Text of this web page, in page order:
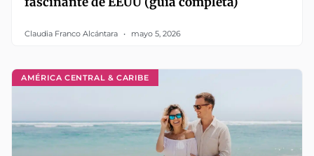
Claudia Franco Alcántara mayo 5, 2026
AMÉRICA CENTRAL & CARIBE